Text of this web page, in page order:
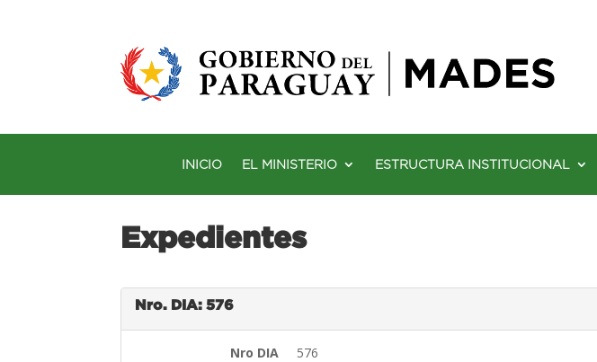
INICIO EL MINISTERIO ESTRUCTURA INSTITUCIONAL
Expedientes
Nro. DIA: 576
Nro DIA 576